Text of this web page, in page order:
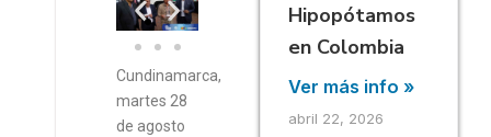
Cundinamarca,
martes 28
de agosto
Hipopótamos
en Colombia
Ver más info »
abril 22, 2026